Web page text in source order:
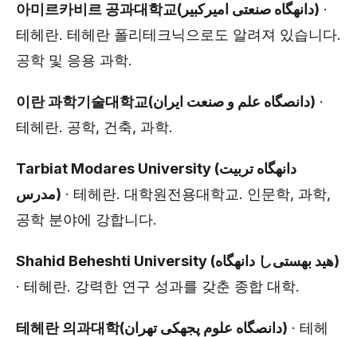
아미르카비르 공과대학교(دانهگاه صنعتی امیرکبیر) ·
테헤란. 테헤란 폴리테크닉으로도 알려져 있습니다.
공학 및 응용 과학.
이란 과학기술대학교(دانصگاه علم و صنعت ایران) ·
테헤란. 공학, 건축, 과학.
Tarbiat Modares University (دانهگاه تربیت
مدرس) · 테헤란. 대학원전용대학교. 인문학, 과학,
공학 분야에 강합니다.
Shahid Beheshti University (دانهگاه しهید بهستی)
· 테헤란. 강력한 연구 성과를 갖춘 종합 대학.
테헤란 의과대학(دانصگاه علوم پجهکی تهران) · 테헤